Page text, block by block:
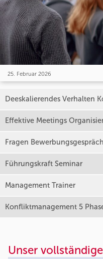
25. Februar 2026
Deeskalierendes Verhalten
Effektive Meetings
Fragen
Führungskraft Seminar
Management Trainer
Konfliktmanagement 5
Unser